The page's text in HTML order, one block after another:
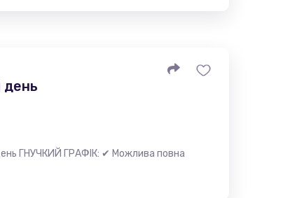
день
ГНУЧКИЙ ГРАФІК: ✔ Можлива повна